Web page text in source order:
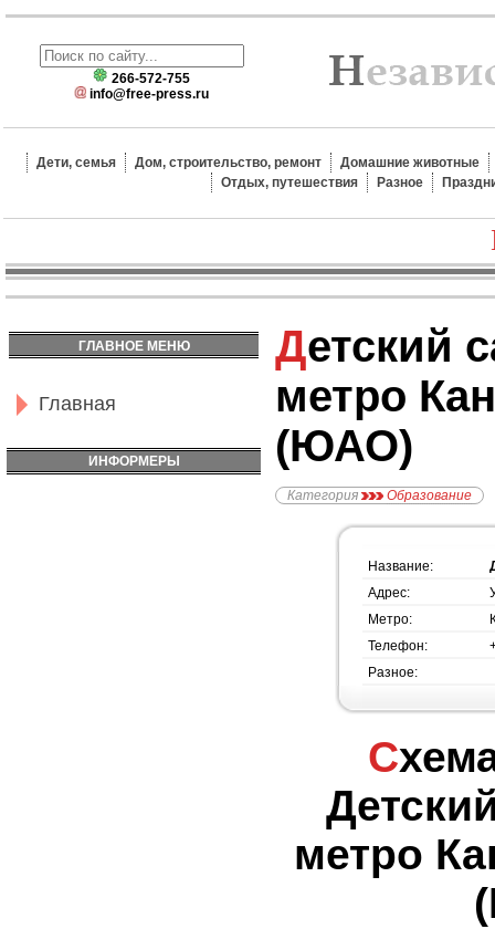
266-572-755
info@free-press.ru
Дети, семья Дом, строительство, ремонт
Домашние животные
Отдых, путешествия
Разное
ГЛАВНОЕ МЕНЮ
Главная
ИНФОРМЕРЫ
Детский сад №1754,
метро
(ЮАО)
Категория Образование
Название:
Адрес:
Метро:
Телефон:
Разное:
Схема проезда -
метро